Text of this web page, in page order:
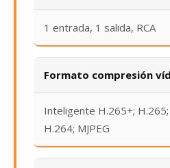
1 entrada, 1 salida, RCA
Formato compresión
Inteligente H.265+;
H.264; MJPEG